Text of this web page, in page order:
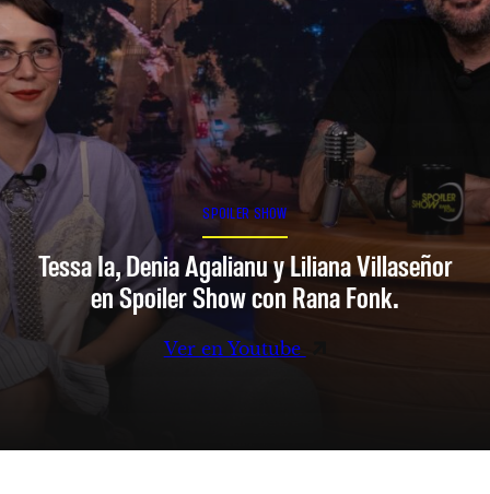
SPOILER SHOW
Tessa Ia, Denia Agalianu y Liliana Villaseñor
en Spoiler Show con Rana Fonk.
Ver en Youtube